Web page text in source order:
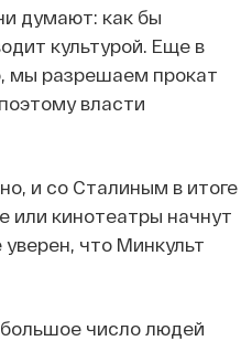
думают: как бы
культурой. Еще в
мы разрешаем прокат
власти
и со Сталиным в итоге
или кинотеатры начнут
что Минкульт
число людей